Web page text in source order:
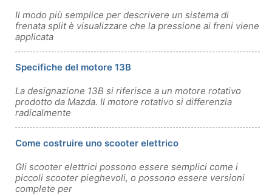
Il modo più semplice per descrivere un sistema di
frenata split è visualizzare che la pressione ai freni viene
applicata
Specifiche del motore 13B
La designazione 13B si riferisce a un motore rotativo
prodotto da Mazda. Il motore rotativo si differenzia
radicalmente
Come costruire uno scooter elettrico
Gli scooter elettrici possono essere semplici come i
piccoli scooter pieghevoli, o possono essere versioni
complete per